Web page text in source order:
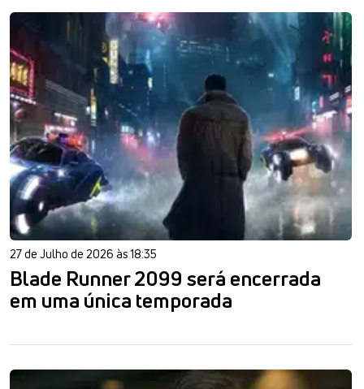
27 de Julho de 2026 às 18:35
Blade Runner 2099 será encerrada
em uma única temporada